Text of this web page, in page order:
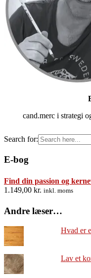
cand.merc i strategi
Search for:
E-bog
Find din passion og
1.149,00 kr. inkl. moms
Andre læser…
Hvad er
Lav et